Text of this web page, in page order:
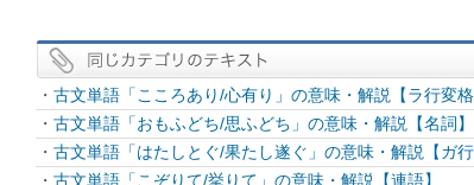
・ 古文単語「こころあり/心有り」の意味・解説【ラ行変格
・ 古文単語「おもふどち/思ふどち」の意味・解説【名詞】
・ 古文単語「はたしとぐ/果たし遂ぐ」の意味・解説【ガ行
・ 古文単語「こぞりて/挙りて」の意味・解説【連語】